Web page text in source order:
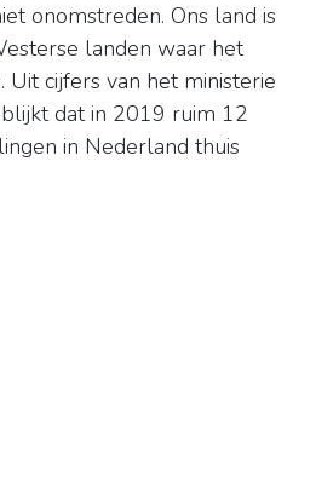
onomstreden. Ons land is
landen waar het
Uit cijfers van het ministerie
dat in 2019 ruim 12
in Nederland thuis